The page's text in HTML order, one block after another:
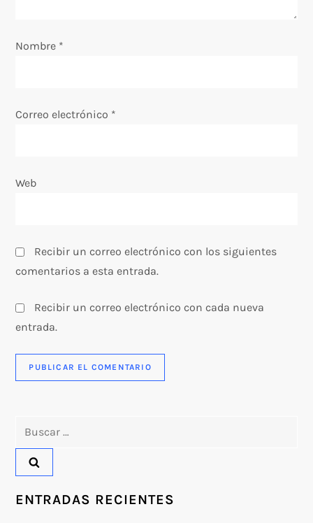
e
t
a
a
s
Nombre *
Correo electrónico *
Web
Recibir un correo electrónico con los siguientes
comentarios a esta entrada.
Recibir un correo electrónico con cada nueva
entrada.
ENTRADAS RECIENTES